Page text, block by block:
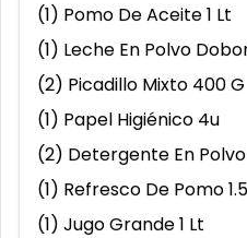
10.53
Frijoles Negros (5 Lb)
La Habana
Isla de la Juventud
La Habana
Isla de la Juventud
(1) Pomo De Aceite 1 Lt
(1) Leche En Polvo
(2) Picadillo Mixto 400 G
(1) Papel Higiénico 4u
(2) Detergente En
(1) Refresco De Pomo
(1) Jugo Grande 1 Lt